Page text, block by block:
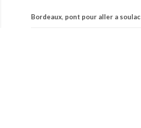
Bordeaux, pont pour aller a soulac